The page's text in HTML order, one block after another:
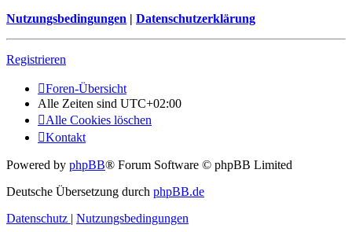
Nutzungsbedingungen | Datenschutzerklärung
Registrieren
Foren-Übersicht
Alle Zeiten sind UTC+02:00
Alle Cookies löschen
Kontakt
Powered by phpBB® Forum Software © phpBB Limited
Deutsche Übersetzung durch phpBB.de
Datenschutz | Nutzungsbedingungen